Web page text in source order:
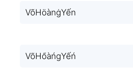
VõHöànġYến
VõHőàńgYếń